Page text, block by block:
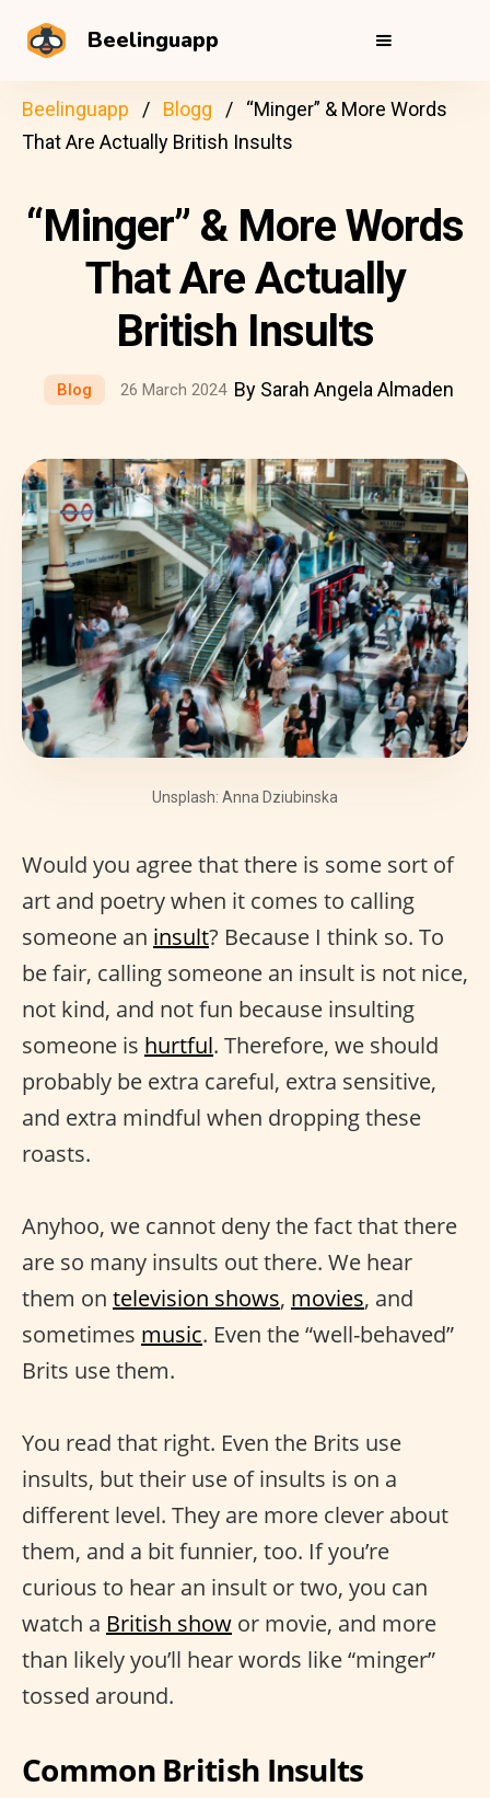
Beelinguapp
Beelinguapp Blogg
“Minger” & More Words
That Are Actually British Insults
“Minger” & More Words
That Are Actually
British Insults
Blog 26 March 2024 By Sarah Angela Almaden
Unsplash: Anna Dziubinska
Would you agree that there is some sort of
art and poetry when it comes to calling
someone an insult? Because I think so. To
be fair, calling someone an insult is not nice,
not kind, and not fun because insulting
someone is hurtful. Therefore, we should
probably be extra careful, extra sensitive,
and extra mindful when dropping these
roasts.
Anyhoo, we cannot deny the fact that there
are so many insults out there. We hear
them on television shows, movies, and
sometimes music. Even the “well-behaved”
Brits use them.
You read that right. Even the Brits use
insults, but their use of insults is on a
different level. They are more clever about
them, and a bit funnier, too. If you’re
curious to hear an insult or two, you can
watch a British show or movie, and more
than likely you’ll hear words like “minger”
tossed around.
Common British Insults